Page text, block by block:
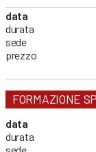
data
durata
sede
prezzo
FORMAZIONE
data
durata
sede